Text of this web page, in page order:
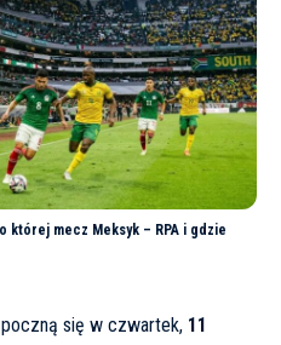
której mecz Meksyk – RPA i gdzie
się w czwartek, 11